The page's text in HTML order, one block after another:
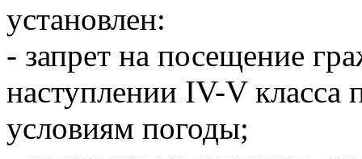
установлен:
- запрет на посещение
наступлении IV-V класса
условиям погоды;